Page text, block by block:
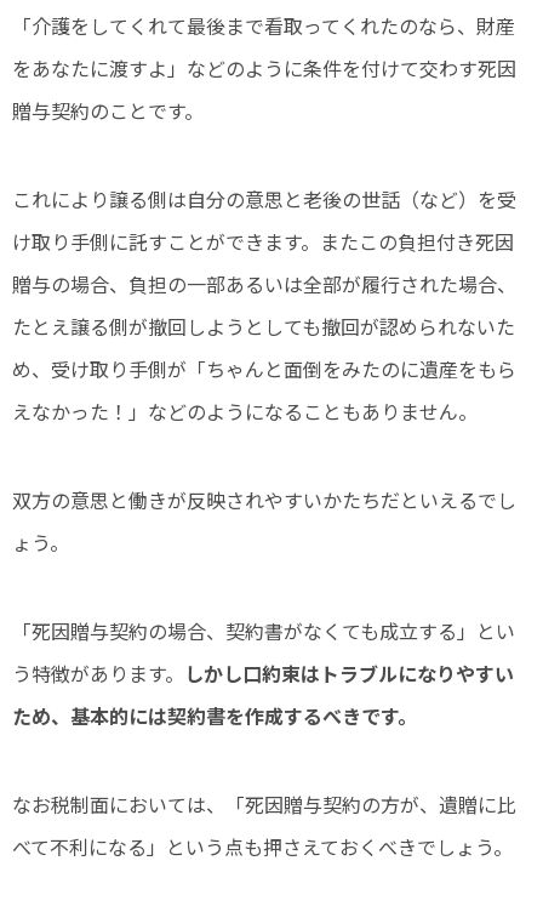
「介護をしてくれて最後まで看取ってくれたのなら、財産
をあなたに渡すよ」などのように条件を付けて交わす死因
贈与契約のことです。
これにより譲る側は自分の意思と老後の世話（など）を受
け取り手側に託すことができます。またこの負担付き死因
贈与の場合、負担の一部あるいは全部が履行された場合、
たとえ譲る側が撤回しようとしても撤回が認められないた
め、受け取り手側が「ちゃんと面倒をみたのに遺産をもら
えなかった！」などのようになることもありません。
双方の意思と働きが反映されやすいかたちだといえるでし
ょう。
「死因贈与契約の場合、契約書がなくても成立する」とい
う特徴があります。 しかし口約束はトラブルになりやすい
ため、基本的には契約書を作成するべきです。
なお税制面においては、「死因贈与契約の方が、遺贈に比
べて不利になる」という点も押さえておくべきでしょう。